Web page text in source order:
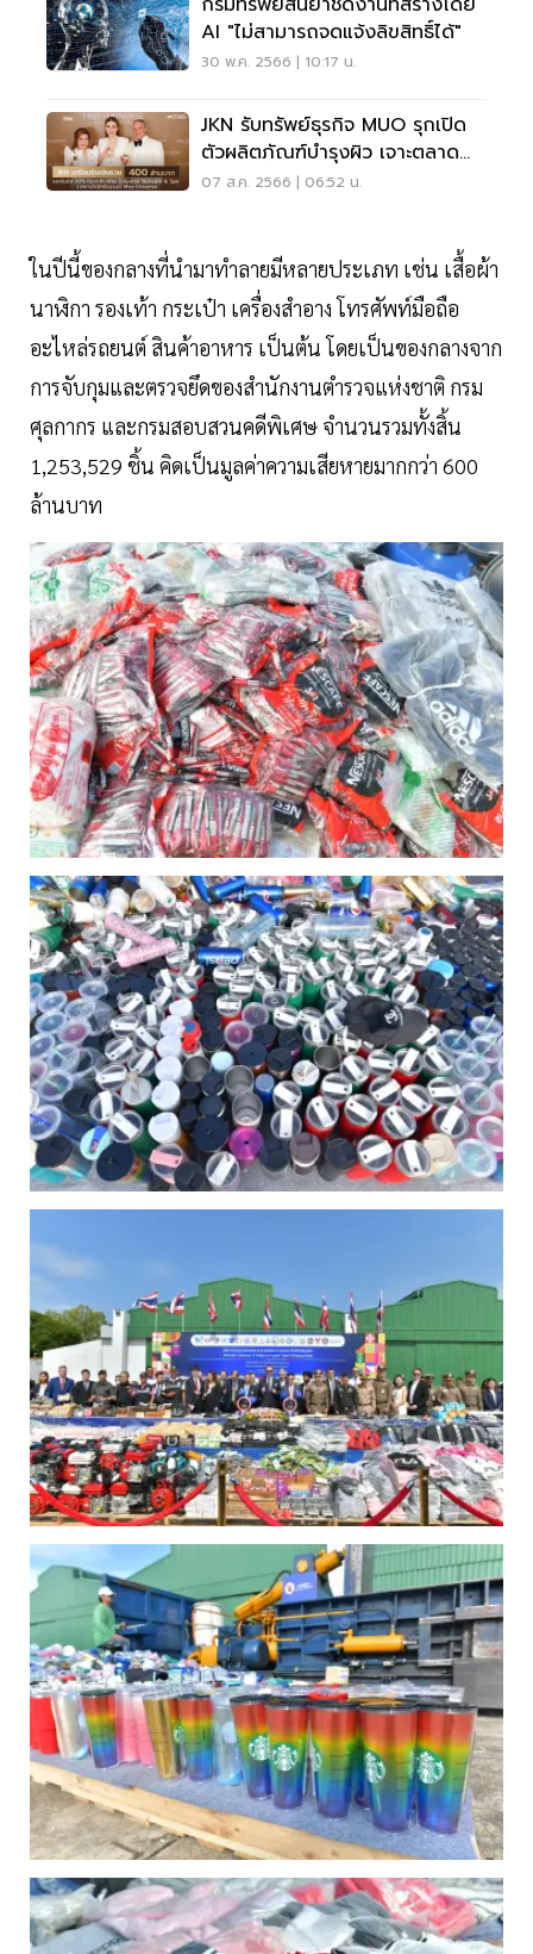
AI "ไม่สามารถจดแจ้งลิขสิทธิ์ได้"
30 พ.ค. 2566 | 10:17 น.
JKN รับทรัพย์ธุรกิจ MUO รุกเปิด
ตัวผลิตภัณฑ์บำรุงผิว เจาะตลาด
สหรัฐปีนี้
07 ส.ค. 2566 | 06:52 น.
ในปีนี้ของกลางที่นํามาทําลายมีหลายประเภท เช่น เสื้อผ้า
นาฬิกา รองเท้า กระเป๋า เครื่องสําอาง โทรศัพท์มือถือ
อะไหล่รถยนต์ สินค้าอาหาร เป็นต้น โดยเป็นของกลางจาก
การจับกุมและตรวจยึดของสํานักงานตํารวจแห่งชาติ กรม
ศุลกากร และกรมสอบสวนคดีพิเศษ จํานวนรวมทั้งสิ้น
1,253,529 ชิ้น คิดเป็นมูลค่าความเสียหายมากกว่า 600
ล้านบาท